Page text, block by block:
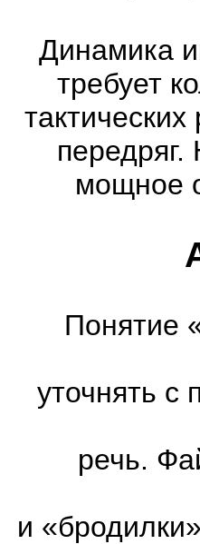
Динамика
требует
мощное
Понятие
уточнять с
речь.
и